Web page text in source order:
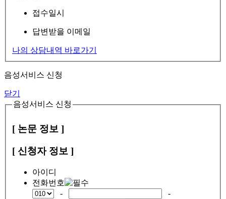
접수일시
답변받을 이메일
나의 상담내역 바로가기
음성서비스 신청
닫기
음성서비스 신청
[ 논문 정보 ]
[ 신청자 정보 ]
아이디
전화번호
-
-